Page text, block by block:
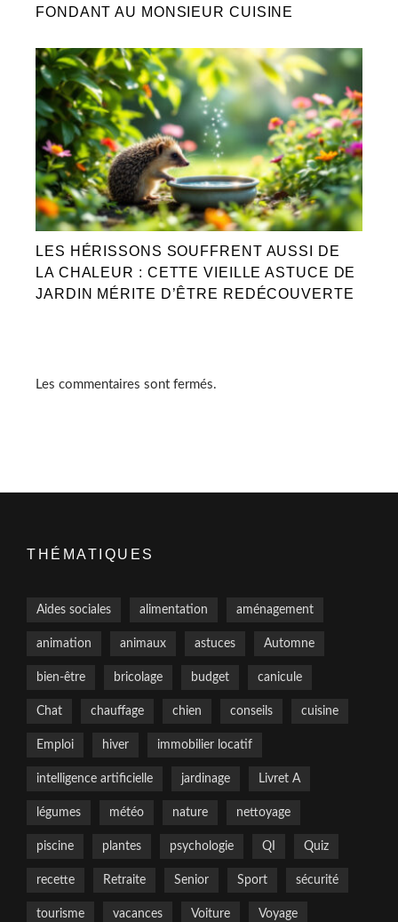
FONDANT AU MONSIEUR CUISINE
LES HÉRISSONS SOUFFRENT AUSSI DE
LA CHALEUR : CETTE VIEILLE ASTUCE DE
JARDIN MÉRITE D’ÊTRE REDÉCOUVERTE
Les commentaires sont fermés.
THÉMATIQUES
Aides sociales alimentation aménagement
animation animaux astuces Automne
bien-être bricolage budget canicule
Chat chauffage chien conseils cuisine
Emploi hiver immobilier locatif
intelligence artificielle jardinage Livret A
légumes météo nature nettoyage
piscine plantes psychologie QI Quiz
recette Retraite Senior Sport sécurité
tourisme vacances Voiture Voyage